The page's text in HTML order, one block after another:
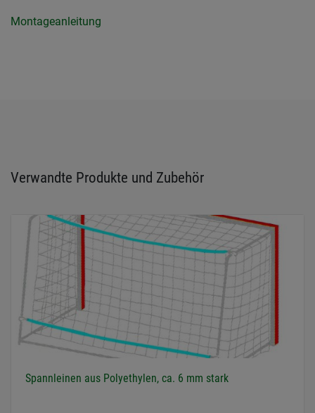
Montageanleitung
Verwandte Produkte und Zubehör
Spannleinen aus Polyethylen, ca. 6 mm stark